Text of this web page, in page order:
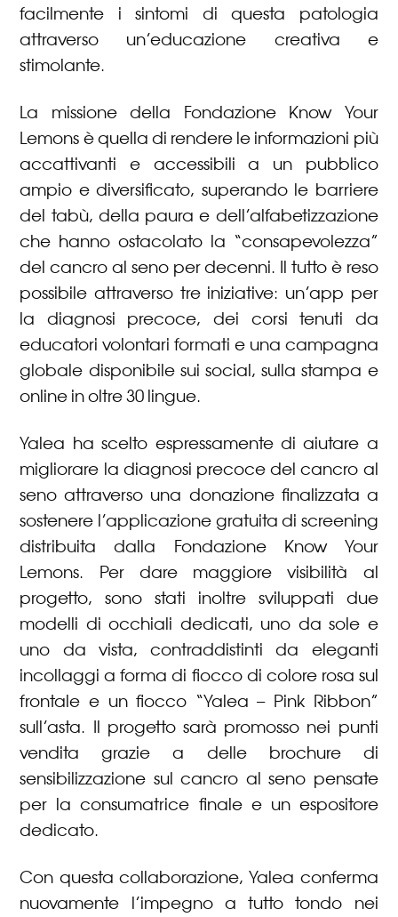
facilmente i sintomi di questa patologia
attraverso un’educazione creativa e
stimolante.
La missione della Fondazione Know Your
Lemons è quella di rendere le informazioni più
accattivanti e accessibili a un pubblico
ampio e diversificato, superando le barriere
del tabù, della paura e dell’alfabetizzazione
che hanno ostacolato la “consapevolezza”
del cancro al seno per decenni. Il tutto è reso
possibile attraverso tre iniziative: un’app per
la diagnosi precoce, dei corsi tenuti da
educatori volontari formati e una campagna
globale disponibile sui social, sulla stampa e
online in oltre 30 lingue.
Yalea ha scelto espressamente di aiutare a
migliorare la diagnosi precoce del cancro al
seno attraverso una donazione finalizzata a
sostenere l’applicazione gratuita di screening
distribuita dalla Fondazione Know Your
Lemons. Per dare maggiore visibilità al
progetto, sono stati inoltre sviluppati due
modelli di occhiali dedicati, uno da sole e
uno da vista, contraddistinti da eleganti
incollaggi a forma di fiocco di colore rosa sul
frontale e un fiocco “Yalea – Pink Ribbon”
sull’asta. Il progetto sarà promosso nei punti
vendita grazie a delle brochure di
sensibilizzazione sul cancro al seno pensate
per la consumatrice finale e un espositore
dedicato.
Con questa collaborazione, Yalea conferma
nuovamente l’impegno a tutto tondo nei